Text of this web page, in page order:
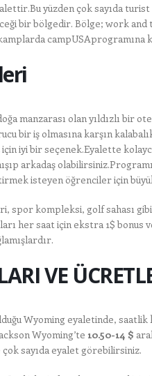
yüzden çok sayıda
bir bölgedir. Bölge; work
campUSAprogramına
manzarası olan yıldızlı bir
bir iş olmasına karşın
iyi bir seçenek.Eyalette
arkadaş
isteyen öğrenciler için
spor kompleksi, golf sahası
her saat için ekstra 1$
VE
Wyoming eyaletinde, saatlik
Wyoming’te 10.50-14 $
sayıda eyalet görebilirsiniz.